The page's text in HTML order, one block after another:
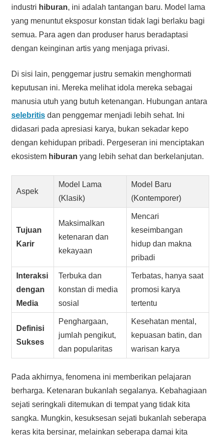
industri hiburan, ini adalah tantangan baru. Model lama
yang menuntut eksposur konstan tidak lagi berlaku bagi
semua. Para agen dan produser harus beradaptasi
dengan keinginan artis yang menjaga privasi.
Di sisi lain, penggemar justru semakin menghormati
keputusan ini. Mereka melihat idola mereka sebagai
manusia utuh yang butuh ketenangan. Hubungan antara
selebritisdan penggemar menjadi lebih sehat. Ini
didasari pada apresiasi karya, bukan sekadar kepo
dengan kehidupan pribadi. Pergeseran ini menciptakan
ekosistem hiburan yang lebih sehat dan berkelanjutan.
Aspek
Model Lama
(Klasik)
Model Baru
(Kontemporer)
Tujuan
Karir
Maksimalkan
ketenaran dan
kekayaan
Mencari
keseimbangan
hidup dan makna
pribadi
Interaksi
dengan
Media
Terbuka dan
konstan di media
sosial
Terbatas, hanya saat
promosi karya
tertentu
Definisi
Sukses
Penghargaan,
jumlah pengikut,
dan popularitas
Kesehatan mental,
kepuasan batin, dan
warisan karya
Pada akhirnya, fenomena ini memberikan pelajaran
berharga. Ketenaran bukanlah segalanya. Kebahagiaan
sejati seringkali ditemukan di tempat yang tidak kita
sangka. Mungkin, kesuksesan sejati bukanlah seberapa
keras kita bersinar, melainkan seberapa damai kita